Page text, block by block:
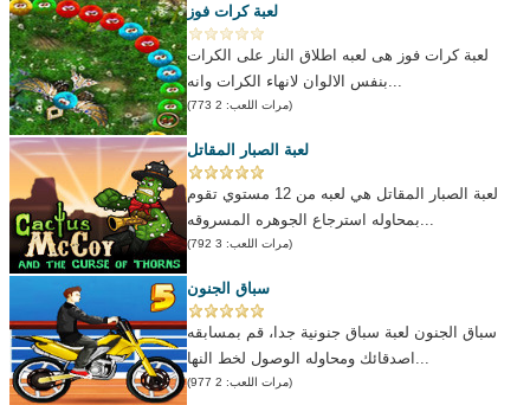
لعبة كرات فوز
لعبة كرات فوز هى لعبه اطلاق النار على الكرات
(مرات اللعب: 2 773)
لعبة الصبار المقاتل
لعبة الصبار المقاتل هي لعبه من 12 مستوي تقوم
(مرات اللعب: 3 792)
سباق الجنون
سباق الجنون لعبة سباق جنونية جدا، قم بمسابقه
(مرات اللعب: 2 977)